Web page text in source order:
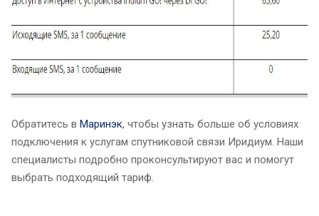
Обратитесь в Маринэк, чтобы узнать больше об условиях
подключения к услугам спутниковой связи Иридиум. Наши
специалисты подробно проконсультируют вас и помогут
выбрать подходящий тариф.